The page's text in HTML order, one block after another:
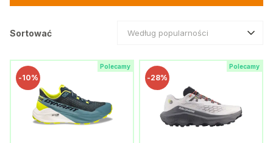
Sortować Według popularności
Polecamy
-10%
Polecamy
-28%